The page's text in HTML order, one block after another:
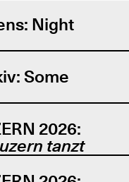
Night
Some
2026:
tanzt